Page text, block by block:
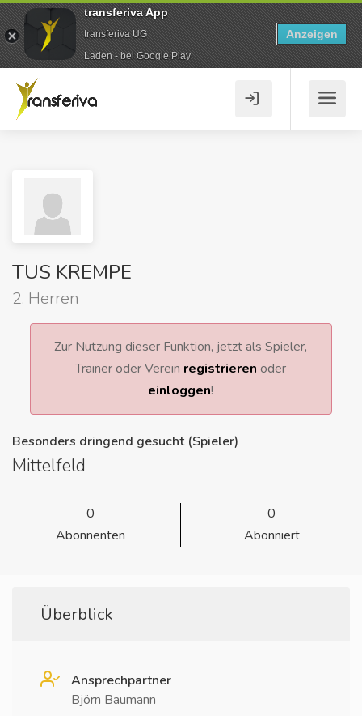
TUS KREMPE
2. Herren
Zur Nutzung dieser Funktion, jetzt als Spieler,
Trainer oder Verein registrieren oder
einloggen!
Besonders dringend gesucht (Spieler)
Mittelfeld
0
Abonnenten
0
Abonniert
Überblick
Ansprechpartner
Björn Baumann
transferiva App
transferiva UG
Laden - bei Google Play
Anzeigen